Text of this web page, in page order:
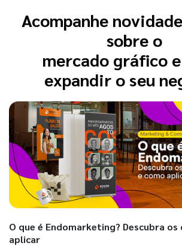
Acompanhe
sobre o
mercado gráfico
expandir o seu
O que é Endomarketing? Descubra
aplicar